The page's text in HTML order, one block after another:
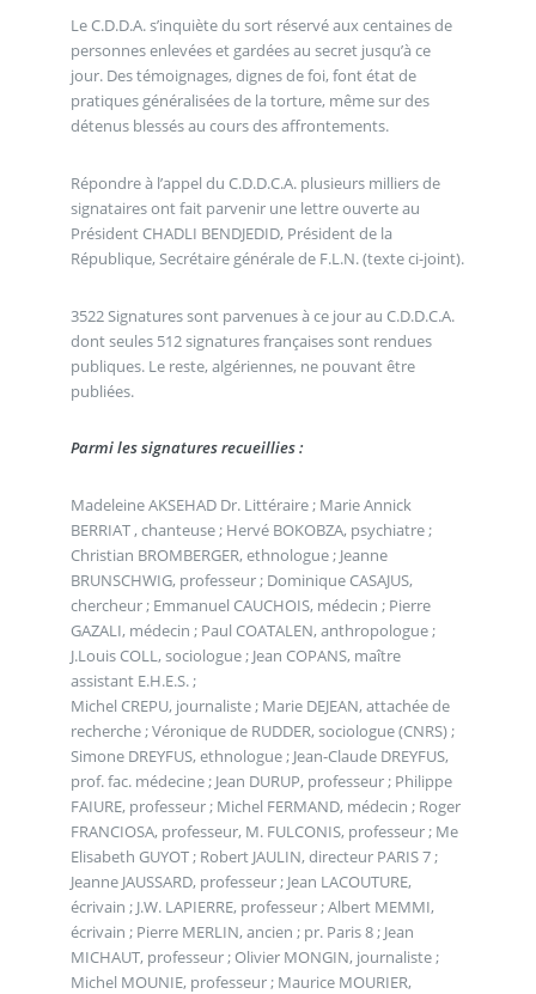
Le C.D.D.A. s’inquiète du sort réservé aux centaines de
personnes enlevées et gardées au secret jusqu’à ce
jour. Des témoignages, dignes de foi, font état de
pratiques généralisées de la torture, même sur des
détenus blessés au cours des affrontements.
Répondre à l’appel du C.D.D.C.A. plusieurs milliers de
signataires ont fait parvenir une lettre ouverte au
Président CHADLI BENDJEDID, Président de la
République, Secrétaire générale de F.L.N. (texte ci-joint).
3522 Signatures sont parvenues à ce jour au C.D.D.C.A.
dont seules 512 signatures françaises sont rendues
publiques. Le reste, algériennes, ne pouvant être
publiées.
Parmi les signatures recueillies :
Madeleine AKSEHAD Dr. Littéraire ; Marie Annick
BERRIAT , chanteuse ; Hervé BOKOBZA, psychiatre ;
Christian BROMBERGER, ethnologue ; Jeanne
BRUNSCHWIG, professeur ; Dominique CASAJUS,
chercheur ; Emmanuel CAUCHOIS, médecin ; Pierre
GAZALI, médecin ; Paul COATALEN, anthropologue ;
J.Louis COLL, sociologue ; Jean COPANS, maître
assistant E.H.E.S. ;
Michel CREPU, journaliste ; Marie DEJEAN, attachée de
recherche ; Véronique de RUDDER, sociologue (CNRS) ;
Simone DREYFUS, ethnologue ; Jean-Claude DREYFUS,
prof. fac. médecine ; Jean DURUP, professeur ; Philippe
FAIURE, professeur ; Michel FERMAND, médecin ; Roger
FRANCIOSA, professeur, M. FULCONIS, professeur ; Me
Elisabeth GUYOT ; Robert JAULIN, directeur PARIS 7 ;
Jeanne JAUSSARD, professeur ; Jean LACOUTURE,
écrivain ; J.W. LAPIERRE, professeur ; Albert MEMMI,
écrivain ; Pierre MERLIN, ancien ; pr. Paris 8 ; Jean
MICHAUT, professeur ; Olivier MONGIN, journaliste ;
Michel MOUNIE, professeur ; Maurice MOURIER,